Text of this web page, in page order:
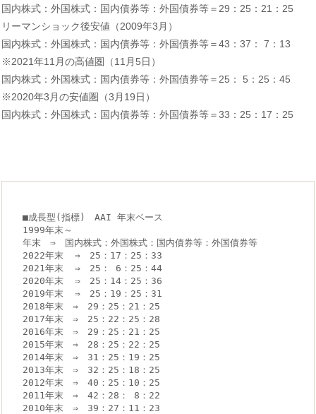
国内株式：外国株式：国内債券等：外国債券等＝29：25：21：25
リーマンショック後安値（2009年3月）
国内株式：外国株式：国内債券等：外国債券等＝43：37： 7：13
※2021年11月の高値圏（11月5日）
国内株式：外国株式：国内債券等：外国債券等＝25： 5：25：45
※2020年3月の安値圏（3月19日）
国内株式：外国株式：国内債券等：外国債券等＝33：25：17：25
■成長型(指標)　AAI 年末ベース
1999年末～
年末　⇒　国内株式：外国株式：国内債券等：外国債券等
2022年末  ⇒　25：17：25：33
2021年末  ⇒　25： 6：25：44
2020年末  ⇒　25：14：25：36
2019年末  ⇒　25：19：25：31
2018年末　⇒　29：25：21：25
2017年末　⇒　25：22：25：28
2016年末　⇒　29：25：21：25
2015年末　⇒　28：25：22：25
2014年末　⇒　31：25：19：25
2013年末　⇒　32：25：18：25
2012年末　⇒　40：25：10：25
2011年末　⇒　42：28： 8：22
2010年末　⇒　39：27：11：23